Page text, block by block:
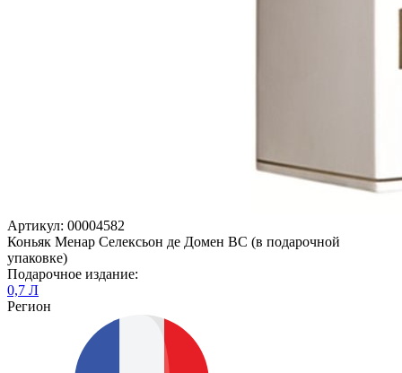
Артикул: 00004582
Коньяк Менар Селексьон де Домен ВС (в подарочной
упаковке)
Подарочное издание:
0,7 Л
Регион